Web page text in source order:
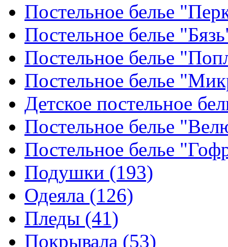
Постельное белье
Постельное белье
Постельное белье
Постельное белье
Детское постельное
Постельное белье
Постельное белье
Подушки (193)
Одеяла (126)
Пледы (41)
Покрывала (53)